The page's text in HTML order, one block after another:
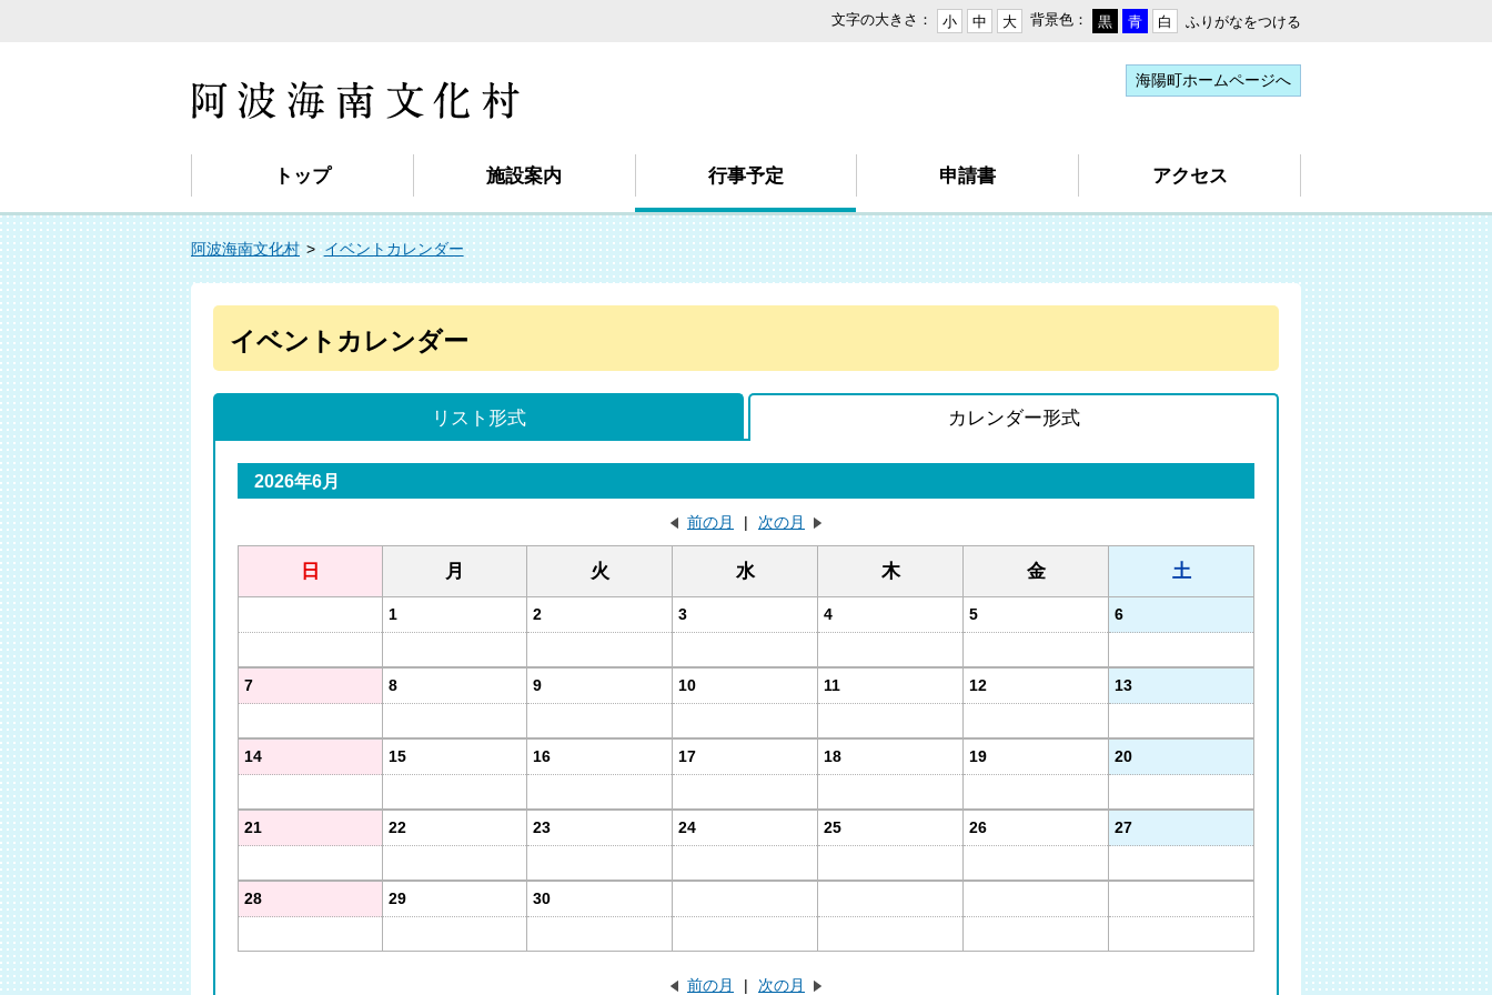
本
文字の大きさ： 小 中 大 背景色： 黒 青 白 ふりがなをつける
海陽町ホームページへ
トップ 施設案内 行事予定 申請書 アクセス
阿波海南文化村 イベントカレンダー
イベントカレンダー
リスト形式 カレンダー形式
2026年6月
前の月 | 次の月
日 月 火 水 木 金 土
1 2 3 4 5 6
7 8 9 10 11 12 13
14 15 16 17 18 19 20
21 22 23 24 25 26 27
28 29 30
前の月 | 次の月